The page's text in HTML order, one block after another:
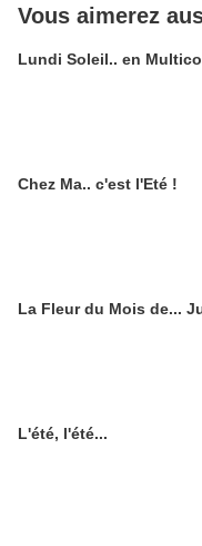
Vous aimerez
Lundi Soleil.. en
Chez Ma.. c'est l'Eté !
La Fleur du Mois de...
L'été, l'été...